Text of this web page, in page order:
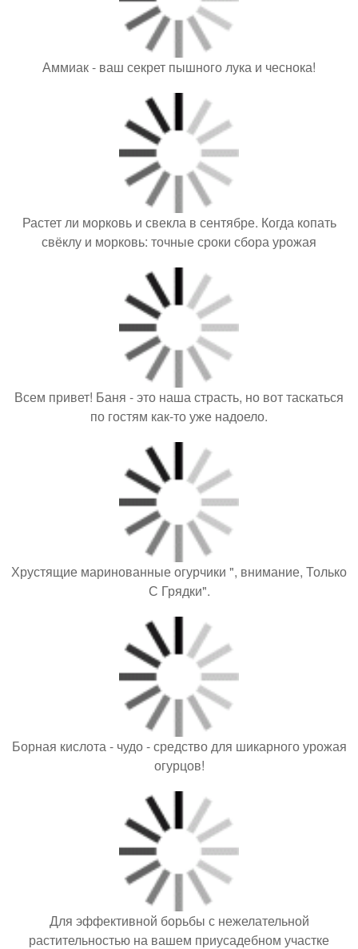
Аммиак - ваш секрет пышного лука и чеснока!
Растет ли морковь и свекла в сентябре. Когда копать
свёклу и морковь: точные сроки сбора урожая
Всем привет! Баня - это наша страсть, но вот таскаться
по гостям как-то уже надоело.
Хрустящие маринованные огурчики ", внимание, Только
С Грядки".
Борная кислота - чудо - средство для шикарного урожая
огурцов!
Для эффективной борьбы с нежелательной
растительностью на вашем приусадебном участке